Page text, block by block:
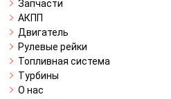
Запчасти
АКПП
Двигатель
Рулевые рейки
Топливная система
Турбины
О нас